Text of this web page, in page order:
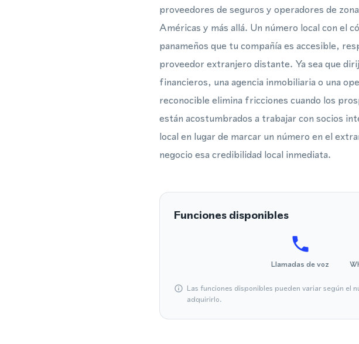
proveedores de seguros y operadores de
Américas y más allá. Un número local con el
panameños que tu compañía es accesible,
proveedor extranjero distante. Ya sea que
financieros, una agencia inmobiliaria o una
reconocible elimina fricciones cuando los
están acostumbrados a trabajar con socios
local en lugar de marcar un número en el
negocio esa credibilidad local inmediata.
Funciones disponibles
Llamadas de voz
Las funciones disponibles pueden variar según el
adquirirlo.